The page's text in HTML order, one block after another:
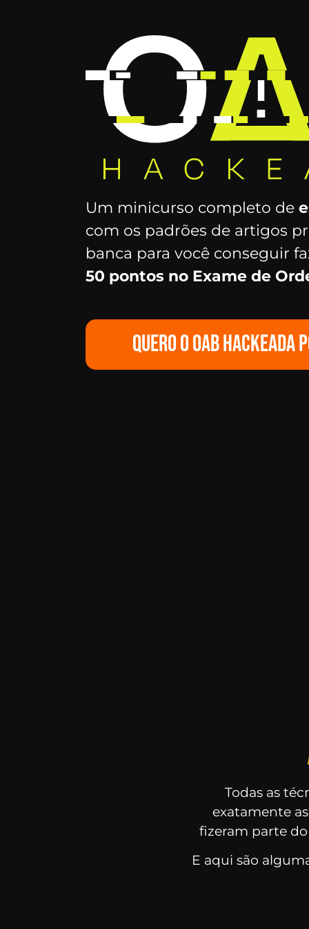
Um minicurso completo de
com os padrões de artigos
banca para você conseguir
50 pontos no Exame de
QUERO O OAB HACKEADA
Todas as
exatamente
fizeram parte
E aqui são